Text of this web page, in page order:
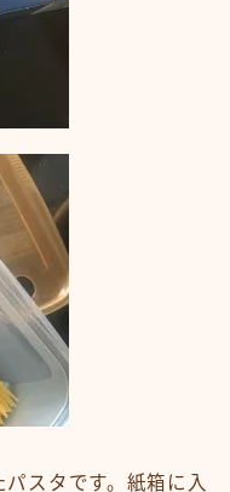
スタです。紙箱に入